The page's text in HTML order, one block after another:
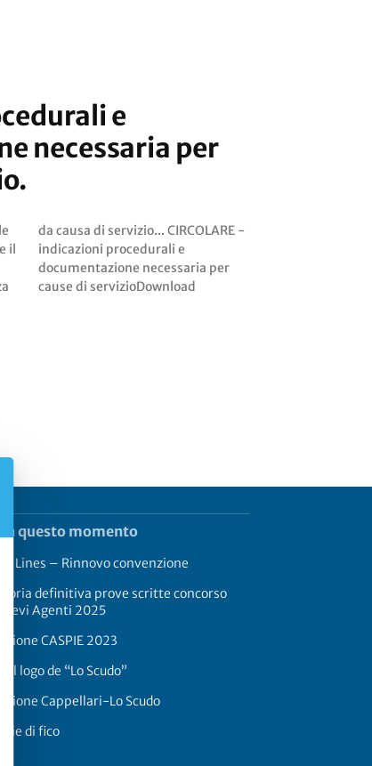
e
necessaria per
il
-
cause di servizioDownload
in questo momento
Lines – Rinnovo convenzione
definitiva prove scritte concorso
Agenti 2025
CASPIE 2023
logo de “Lo Scudo”
Cappellari-Lo Scudo
di fico